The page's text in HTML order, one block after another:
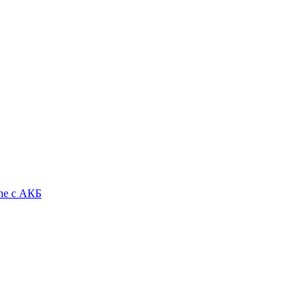
с АКБ